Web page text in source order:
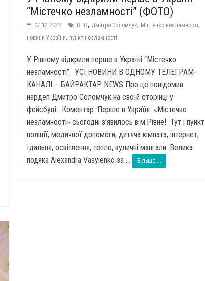
“Містечко незламності” (ФОТО)
07.12.2022 ВПО, Дмитро Соломчук, Містечко незламності,
новини України, пункт незламності
У Рівному відкрили перше в Україні “Містечко
незламності”. УСІ НОВИНИ В ОДНОМУ ТЕЛЕГРАМ-
КАНАЛІ – БАЙРАКТАР NEWS Про це повідомив
нардеп Дмитро Соломчук на своїй сторінці у
фейсбуці. Коментар: Перше в Україні «Містечко
незламності» сьогодні з’явилось в м.Рівне! Тут і пункт
поліції, медичної допомоги, дитяча кімната, інтернет,
їдальня, освітлення, тепло, вуличні мангали. Велика
подяка Alexandra Vasylenko за ...
Більше ...